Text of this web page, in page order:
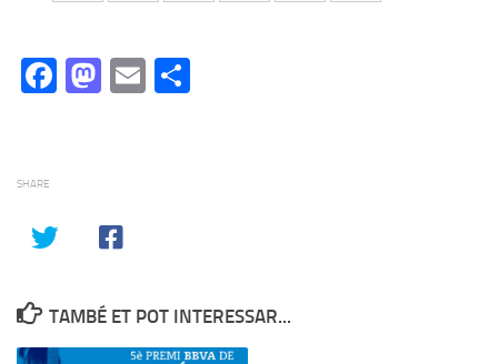
Facebook
Mastodon
Email
SHARE
TAMBÉ ET POT INTERESSAR...